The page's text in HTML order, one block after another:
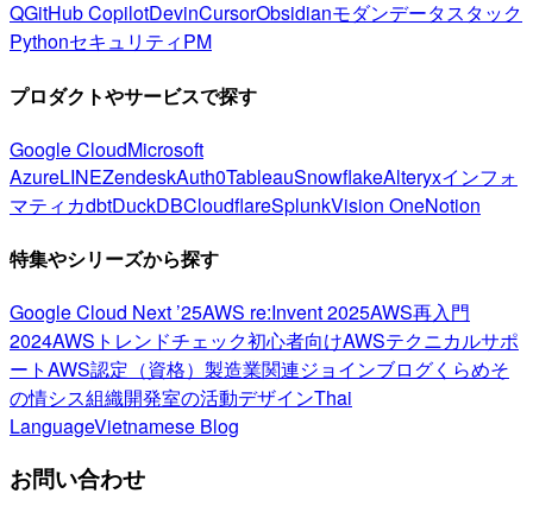
QGitHub CopilotDevinCursorObsidianモダンデータスタック
PythonセキュリティPM
プロダクトやサービスで探す
Google CloudMicrosoft
AzureLINEZendeskAuth0TableauSnowflakeAlteryxインフォ
マティカdbtDuckDBCloudflareSplunkVision OneNotion
特集やシリーズから探す
Google Cloud Next ’25AWS re:Invent 2025AWS再入門
2024AWSトレンドチェック初心者向けAWSテクニカルサポ
ートAWS認定（資格） 製造業関連ジョインブログくらめそ
の情シス組織開発室の活動デザインThai
LanguageVietnamese Blog
お問い合わせ